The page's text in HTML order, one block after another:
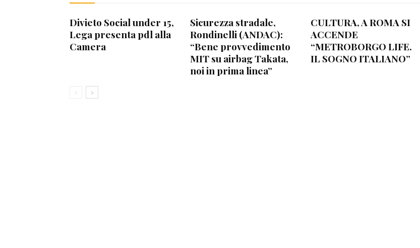
Divieto Social under 15,
Lega presenta pdl alla
Camera
Sicurezza stradale,
Rondinelli (ANDAC):
“Bene provvedimento
MIT su airbag Takata,
noi in prima linea”
CULTURA, A ROMA SI
ACCENDE
“METROBORGO LIFE.
IL SOGNO ITALIANO”